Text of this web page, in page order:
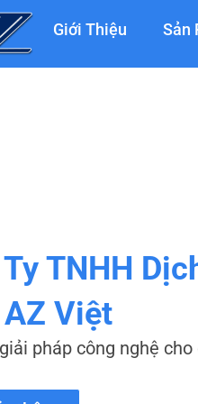
Giới Thiệu Sản
TNHH
Việt
pháp công nghệ